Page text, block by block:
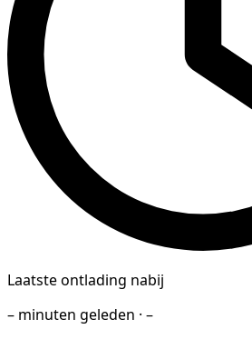
Laatste ontlading nabij
– minuten geleden · –